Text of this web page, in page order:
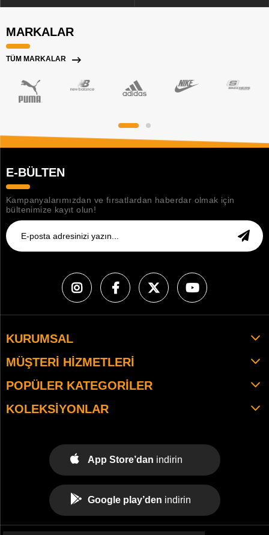
MARKALAR
TÜM MARKALAR
E-BÜLTEN
Kampanyalarımızdan ve fırsatlardan haberdar olmak için
bültenimize kayıt olun!
KURUMSAL
MÜŞTERI HIZMETLERI
POPÜLER KATEGORILER
KOLEKSIYONLAR
App Store’dan indirin
Google play’den indirin